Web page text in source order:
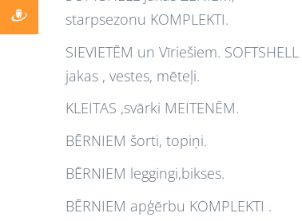
starpsezonu KOMPLEKTI.
SIEVIETĒM un Vīriešiem. SOFTSHELL
jakas , vestes, mēteļi.
KLEITAS ,svārki MEITENĒM.
BĒRNIEM šorti, topiņi.
BĒRNIEM leggingi,bikses.
BĒRNIEM apģērbu KOMPLEKTI .